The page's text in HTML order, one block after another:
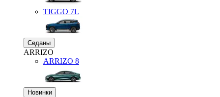
TIGGO 7L
Седаны
ARRIZO
ARRIZO 8
Новинки